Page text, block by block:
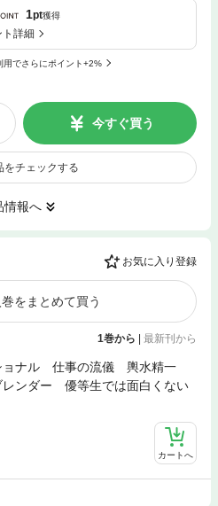
1pt獲得
詳細
用でさらにポイント+2%
今すぐ買う
をチェックする
情報へ
お気に入り登録
をまとめて買う
1巻から | 最新刊から
ョナル 仕事の流儀 輿水精一
レンダー 優等生では面白くない
カートへ